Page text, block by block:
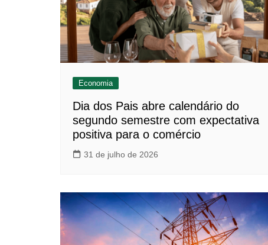
Economia
Dia dos Pais abre calendário do
segundo semestre com expectativa
positiva para o comércio
31 de julho de 2026